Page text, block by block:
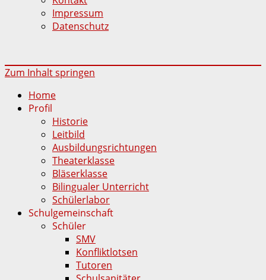
Impressum
Datenschutz
Zum Inhalt springen
Home
Profil
Historie
Leitbild
Ausbildungsrichtungen
Theaterklasse
Bläserklasse
Bilingualer Unterricht
Schülerlabor
Schulgemeinschaft
Schüler
SMV
Konfliktlotsen
Tutoren